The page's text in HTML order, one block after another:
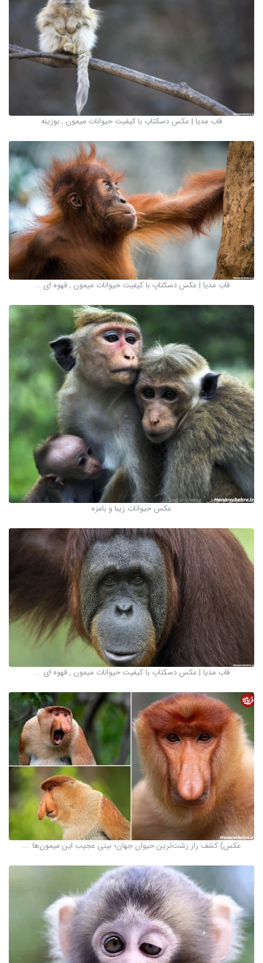
قاب مدیا | عکس دسکتاپ با کیفیت حیوانات میمون , بوزینه
قاب مدیا | عکس دسکتاپ با کیفیت حیوانات میمون , قهوه ای ...
عکس حیوانات زیبا و بامزه
قاب مدیا | عکس دسکتاپ با کیفیت حیوانات میمون , قهوه ای ...
عکس) کشف راز زشت‌ترین حیوان جهان؛ بینی عجیب این میمون‌ها ...